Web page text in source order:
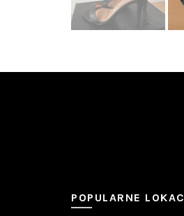
POPULARNE